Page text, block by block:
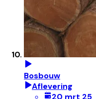
Bosbouw
Aflevering
20 mrt 25